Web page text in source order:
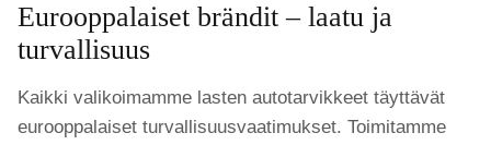
Eurooppalaiset brändit – laatu ja
turvallisuus
Kaikki valikoimamme lasten autotarvikkeet täyttävät
eurooppalaiset turvallisuusvaatimukset. Toimitamme